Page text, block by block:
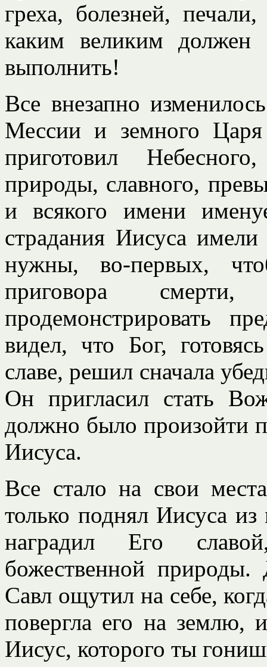
греха, болезней,
каким великим
выполнить!
Все внезапно
Мессии и земного
приготовил
природы, славного,
и всякого имени
страдания Иисуса
нужны, во-первых,
приговора
продемонстрировать
видел, что Бог,
славе, решил сначала
Он пригласил стать
должно было произойти
Иисуса.
Все стало на свои
только поднял Иисуса
наградил Его
божественной природы.
Савл ощутил на себе,
повергла его на землю,
Иисус, которого ты